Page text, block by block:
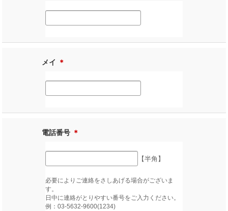
メイ ＊
電話番号 ＊
【半角】
必要によりご連絡をさしあげる場合がございま
す。
日中に連絡がとりやすい番号をご入力ください。
例：03-5632-9600(1234)